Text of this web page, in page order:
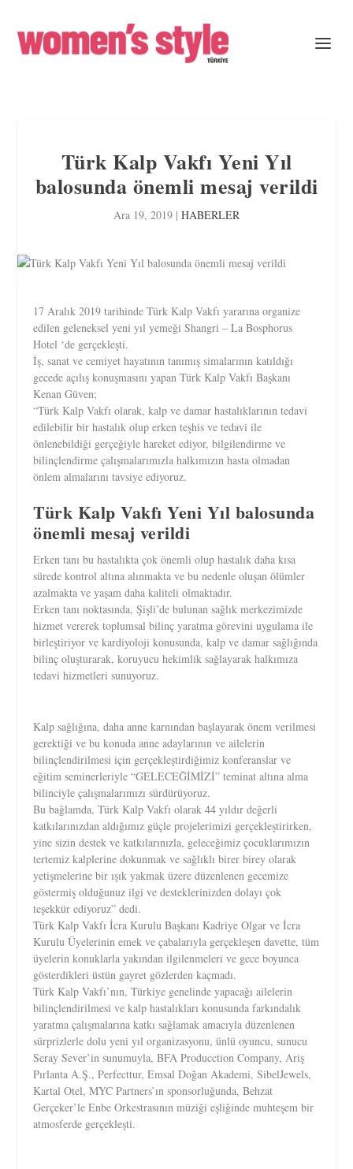
Türk Kalp Vakfı Yeni Yıl
balosunda önemli mesaj verildi
Ara 19, 2019 | HABERLER
17 Aralık 2019 tarihinde Türk Kalp Vakfı yararına organize
edilen geleneksel yeni yıl yemeği Shangri – La Bosphorus
Hotel ‘de gerçekleşti.
İş, sanat ve cemiyet hayatının tanımış simalarının katıldığı
gecede açılış konuşmasını yapan Türk Kalp Vakfı Başkanı
Kenan Güven;
“Türk Kalp Vakfı olarak, kalp ve damar hastalıklarının tedavi
edilebilir bir hastalık olup erken teşhis ve tedavi ile
önlenebildiği gerçeğiyle hareket ediyor, bilgilendirme ve
bilinçlendirme çalışmalarımızla halkımızın hasta olmadan
önlem almalarını tavsiye ediyoruz.
Türk Kalp Vakfı Yeni Yıl balosunda
önemli mesaj verildi
Erken tanı bu hastalıkta çok önemli olup hastalık daha kısa
sürede kontrol altına alınmakta ve bu nedenle oluşan ölümler
azalmakta ve yaşam daha kaliteli olmaktadır.
Erken tanı noktasında, Şişli’de bulunan sağlık merkezimizde
hizmet vererek toplumsal bilinç yaratma görevini uygulama ile
birleştiriyor ve kardiyoloji konusunda, kalp ve damar sağlığında
bilinç oluşturarak, koruyucu hekimlik sağlayarak halkımıza
tedavi hizmetleri sunuyoruz.
Kalp sağlığına, daha anne karnından başlayarak önem verilmesi
gerektiği ve bu konuda anne adaylarının ve ailelerin
bilinçlendirilmesi için gerçekleştirdiğimiz konferanslar ve
eğitim seminerleriyle “GELECEĞİMİZİ” teminat altına alma
bilinciyle çalışmalarımızı sürdürüyoruz.
Bu bağlamda, Türk Kalp Vakfı olarak 44 yıldır değerli
katkılarınızdan aldığımız güçle projelerimizi gerçekleştirirken,
yine sizin destek ve katkılarınızla, geleceğimiz çocuklarımızın
tertemiz kalplerine dokunmak ve sağlıklı birer birey olarak
yetişmelerine bir ışık yakmak üzere düzenlenen gecemize
göstermiş olduğunuz ilgi ve desteklerinizden dolayı çok
teşekkür ediyoruz” dedi.
Türk Kalp Vakfı İcra Kurulu Başkanı Kadriye Olgar ve İcra
Kurulu Üyelerinin emek ve çabalarıyla gerçekleşen davette, tüm
üyelerin konuklarla yakından ilgilenmeleri ve gece boyunca
gösterdikleri üstün gayret gözlerden kaçmadı.
Türk Kalp Vakfı’nın, Türkiye genelinde yapacağı ailelerin
bilinçlendirilmesi ve kalp hastalıkları konusunda farkındalık
yaratma çalışmalarına katkı sağlamak amacıyla düzenlenen
sürprizlerle dolu yeni yıl organizasyonu, ünlü oyuncu, sunucu
Seray Sever’in sunumuyla, BFA Producction Company, Ariş
Pırlanta A.Ş., Perfecttur, Emsal Doğan Akademi, SibelJewels,
Kartal Otel, MYC Partners’ın sponsorluğunda, Behzat
Gerçeker’le Enbe Orkestrasının müziği eşliğinde muhteşem bir
atmosferde gerçekleşti.